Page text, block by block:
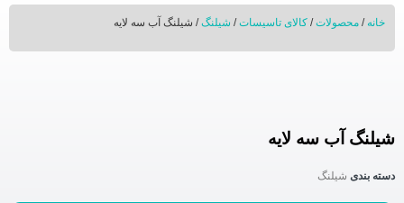
خانه / محصولات/ کالای تاسیسات/ شیلنگ/ شیلنگ آب سه لایه
شیلنگ آب سه لایه
دسته بندی شیلنگ